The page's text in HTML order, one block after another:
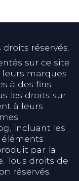
droits réservés.
sur ce site
marques
à des fins
les droits sur
à leurs
incluant les
par la
Tous droits de
réservés.